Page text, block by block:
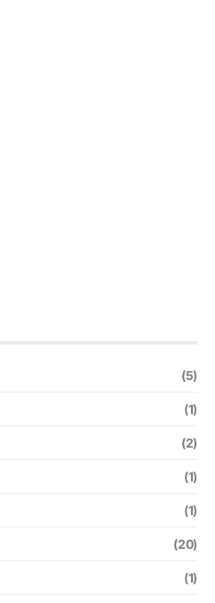
(5)
(1)
(2)
(1)
(1)
(20)
(1)